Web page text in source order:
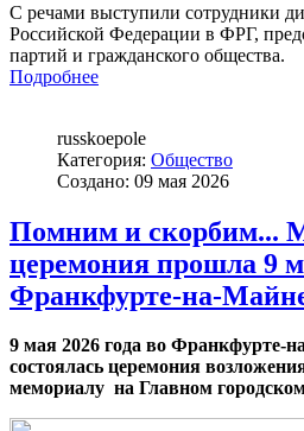
С речами выступили сотрудники
Российской Федерации в ФРГ,
партий и гражданского общества.
Подробнее
russkoepole
Категория: Общество
Создано: 09 мая 2026
Помним и скорбим...
церемония прошла 9
Франкфурте-на-
9 мая 2026 года во Франкфурте-
состоялась церемония
мемориалу на Главном